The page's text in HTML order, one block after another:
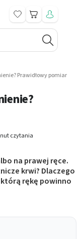
Koszyk
Prawidłowy pomiar
czytania
na prawej ręce.
krwi? Dlaczego
rękę powinno